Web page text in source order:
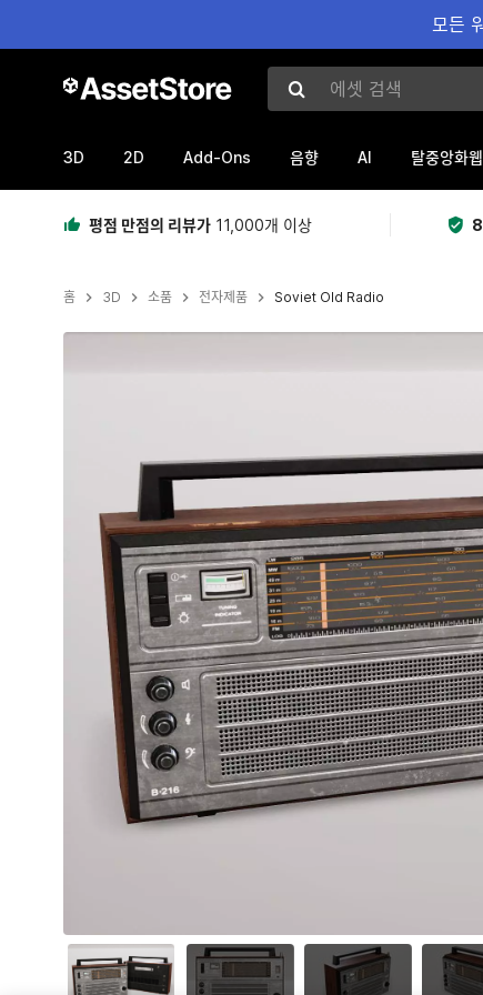
모든
에셋 검색
3D 2D Add-Ons 음향 AI 탈중앙화웹
평점 만점의 리뷰가 11,000개 이상
홈 3D 소품 전자제품 Soviet Old Radio